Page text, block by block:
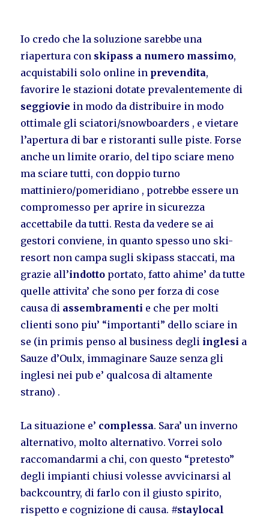
Io credo che la soluzione sarebbe una
riapertura con skipass a numero massimo,
acquistabili solo online in prevendita,
favorire le stazioni dotate prevalentemente di
seggiovie in modo da distribuire in modo
ottimale gli sciatori/snowboarders , e vietare
l’apertura di bar e ristoranti sulle piste. Forse
anche un limite orario, del tipo sciare meno
ma sciare tutti, con doppio turno
mattiniero/pomeridiano , potrebbe essere un
compromesso per aprire in sicurezza
accettabile da tutti. Resta da vedere se ai
gestori conviene, in quanto spesso uno ski-
resort non campa sugli skipass staccati, ma
grazie all’indotto portato, fatto ahime’ da tutte
quelle attivita’ che sono per forza di cose
causa di assembramenti e che per molti
clienti sono piu’ “importanti” dello sciare in
se (in primis penso al business degli inglesi a
Sauze d’Oulx, immaginare Sauze senza gli
inglesi nei pub e’ qualcosa di altamente
strano) .
La situazione e’ complessa. Sara’ un inverno
alternativo, molto alternativo. Vorrei solo
raccomandarmi a chi, con questo “pretesto”
degli impianti chiusi volesse avvicinarsi al
backcountry, di farlo con il giusto spirito,
rispetto e cognizione di causa. #staylocal